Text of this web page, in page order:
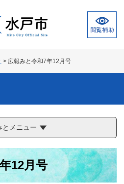
> 広報みと令和7年12月号
とメニュー
12月号